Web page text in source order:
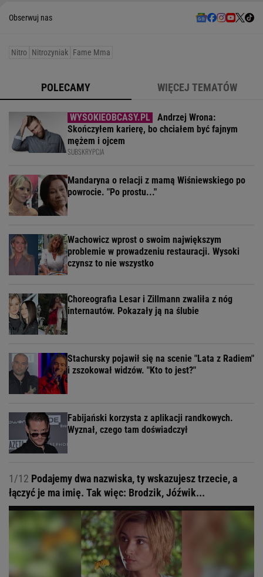
Obserwuj nas
Nitro Nitrozyniak Fame Mma
POLECAMY WIĘCEJ TEMATÓW
Andrzej Wrona:
Skończyłem karierę, bo chciałem być fajnym
mężem i ojcem
SUBSKRYPCJA
Mandaryna o relacji z mamą Wiśniewskiego po
powrocie. "Po prostu..."
Wachowicz wprost o swoim największym
problemie w prowadzeniu restauracji. Wysoki
czynsz to nie wszystko
Choreografia Lesar i Zillmann zwaliła z nóg
internautów. Pokazały ją na ślubie
Stachursky pojawił się na scenie "Lata z Radiem"
i zszokował widzów. "Kto to jest?"
Fabijański korzysta z aplikacji randkowych.
Wyznał, czego tam doświadczył
1/12 Podajemy dwa nazwiska, ty wskazujesz trzecie, a
łączyć je ma imię. Tak więc: Brodzik, Jóźwik...